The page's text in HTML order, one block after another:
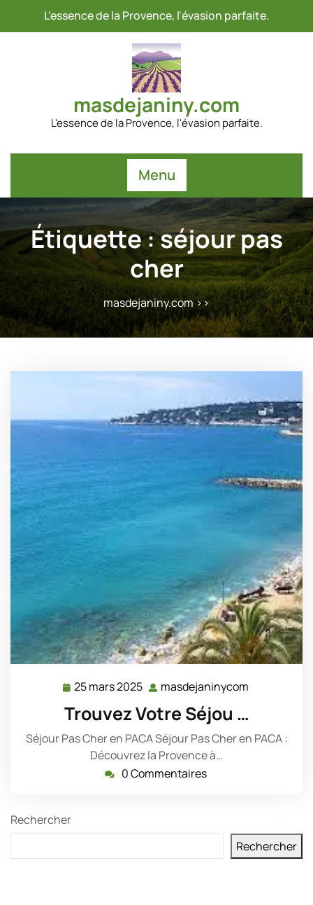
L'essence de la Provence, l'évasion parfaite.
masdejaniny.com
L'essence de la Provence, l'évasion parfaite.
Menu
Étiquette :séjour pas
cher
masdejaniny.com>>
25 mars 2025 25
mars
2025
masdejaninycom
Trouvez Votre Séjou …
Séjour Pas Cher en PACA Séjour Pas Cher en PACA :
Découvrez la Provence à…
0 Commentaires
Rechercher
Rechercher